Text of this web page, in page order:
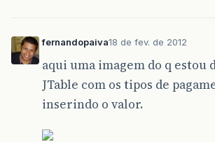
fernandopaiva18 de fev. de 2012
aqui uma imagem do q estou
JTable com os tipos de
inserindo o valor.